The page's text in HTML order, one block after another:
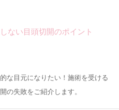
ない目頭切開のポイント
な目元になりたい！施術を受ける
の失敗をご紹介します。